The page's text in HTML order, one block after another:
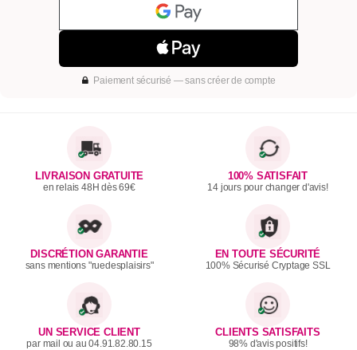
Paiement sécurisé — sans créer de compte
LIVRAISON GRATUITE
en relais 48H dès 69€
100% SATISFAIT
14 jours pour changer d'avis!
DISCRÉTION GARANTIE
sans mentions "ruedesplaisirs"
EN TOUTE SÉCURITÉ
100% Sécurisé Cryptage SSL
UN SERVICE CLIENT
par mail ou au 04.91.82.80.15
CLIENTS SATISFAITS
98% d'avis positifs!